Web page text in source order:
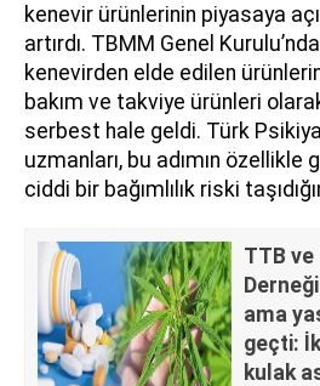
kenevir ürünlerinin piyasaya
artırdı. TBMM Genel
kenevirden elde edilen
bakım ve takviye ürünleri
serbest hale geldi. Türk
uzmanları, bu adımın özellikle
ciddi bir bağımlılık riski
TTB
ama
geçti:
kulak